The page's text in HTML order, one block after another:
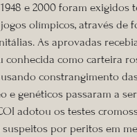
e 2000 foram exigidos
olímpicos, através de
As aprovadas
conhecida como carteira
constrangimento
e genéticos passaram a
adotou os testes
por peritos em